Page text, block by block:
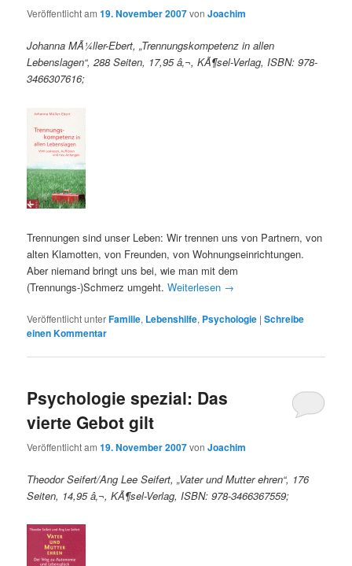
Veröffentlicht am19. November 2007vonJoachim
Johanna MÃ¼ller-Ebert, „Trennungskompetenz in allen
Lebenslagen“, 288 Seiten, 17,95 â‚¬, KÃ¶sel-Verlag, ISBN: 978-
3466307616;
Trennungen sind unser Leben: Wir trennen uns von Partnern, von
alten Klamotten, von Freunden, von Wohnungseinrichtungen.
Aber niemand bringt uns bei, wie man mit dem
(Trennungs-)Schmerz umgeht.Weiterlesen →
Veröffentlicht unterFamilie, Lebenshilfe, Psychologie |Schreibe
einen Kommentar
Psychologie spezial: Das
vierte Gebot gilt
Veröffentlicht am19. November 2007vonJoachim
Theodor Seifert/Ang Lee Seifert, „Vater und Mutter ehren“, 176
Seiten, 14,95 â‚¬, KÃ¶sel-Verlag, ISBN: 978-3466367559;